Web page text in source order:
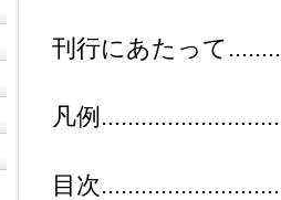
刊行にあたって
凡例
目次